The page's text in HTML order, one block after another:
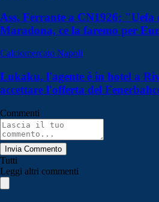
Ass. Ferrante a CN1926: "Uefa
Maradona, ce la faremo per
Calciomercato Napoli
Lukaku, l'agente è in hotel a
accettare l'offerta del
Commenti
Invia Commento
Tutti
Leggi altri commenti